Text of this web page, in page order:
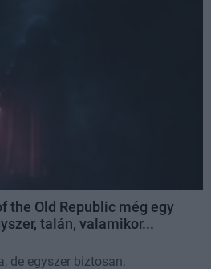
the Old Republic még egy
talán, valamikor...
de egyszer biztosan.